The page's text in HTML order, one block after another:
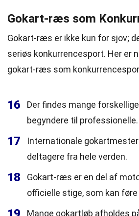
Gokart-ræs som
Gokart-ræs er ikke kun for sjov;
seriøs konkurrencesport. Her er
gokart-ræs som
16
Der findes mange
begyndere til professionelle.
17
Internationale
deltagere fra hele verden.
18
Gokart-ræs er en del af
officielle stige, som kan føre
Mange gokartløb afholdes